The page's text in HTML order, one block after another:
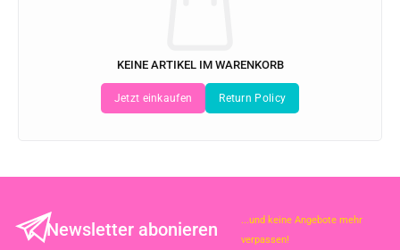
KEINE ARTIKEL IM WARENKORB
Newsletter abonieren
...und keine Angebote mehr
verpassen!